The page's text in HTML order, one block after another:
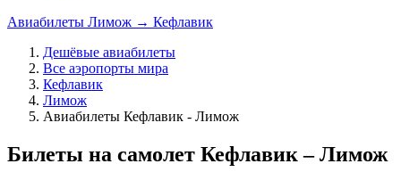
Авиабилеты Лимож → Кефлавик
Дешёвые авиабилеты
Все аэропорты мира
Кефлавик
Лимож
Авиабилеты Кефлавик - Лимож
Билеты на самолет Кефлавик – Лимож